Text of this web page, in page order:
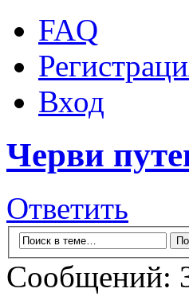
FAQ
Вход
Черви
Ответить
Сообщений: